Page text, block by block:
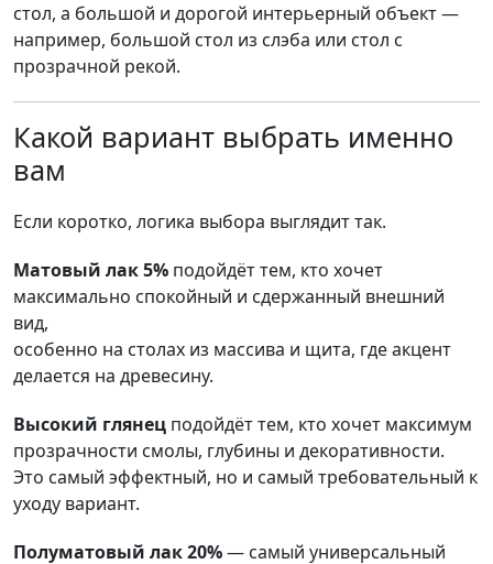
стол, а большой и дорогой интерьерный объект —
например, большой стол из слэба или стол с
прозрачной рекой.
Какой вариант выбрать именно
вам
Если коротко, логика выбора выглядит так.
Матовый лак 5% подойдёт тем, кто хочет
максимально спокойный и сдержанный внешний
вид,
особенно на столах из массива и щита, где акцент
делается на древесину.
Высокий глянец подойдёт тем, кто хочет максимум
прозрачности смолы, глубины и декоративности.
Это самый эффектный, но и самый требовательный к
уходу вариант.
Полуматовый лак 20%— самый универсальный